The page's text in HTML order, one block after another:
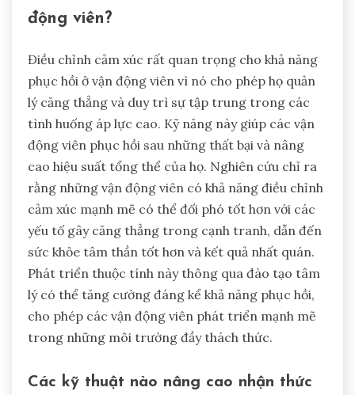
động viên?
Điều chỉnh cảm xúc rất quan trọng cho khả năng
phục hồi ở vận động viên vì nó cho phép họ quản
lý căng thẳng và duy trì sự tập trung trong các
tình huống áp lực cao. Kỹ năng này giúp các vận
động viên phục hồi sau những thất bại và nâng
cao hiệu suất tổng thể của họ. Nghiên cứu chỉ ra
rằng những vận động viên có khả năng điều chỉnh
cảm xúc mạnh mẽ có thể đối phó tốt hơn với các
yếu tố gây căng thẳng trong cạnh tranh, dẫn đến
sức khỏe tâm thần tốt hơn và kết quả nhất quán.
Phát triển thuộc tính này thông qua đào tạo tâm
lý có thể tăng cường đáng kể khả năng phục hồi,
cho phép các vận động viên phát triển mạnh mẽ
trong những môi trường đầy thách thức.
Các kỹ thuật nào nâng cao nhận thức